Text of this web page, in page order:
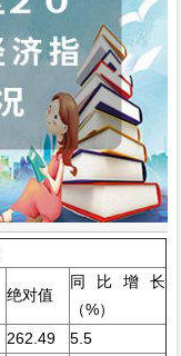
绝对值
同比增长
（%）
262.49
5.5